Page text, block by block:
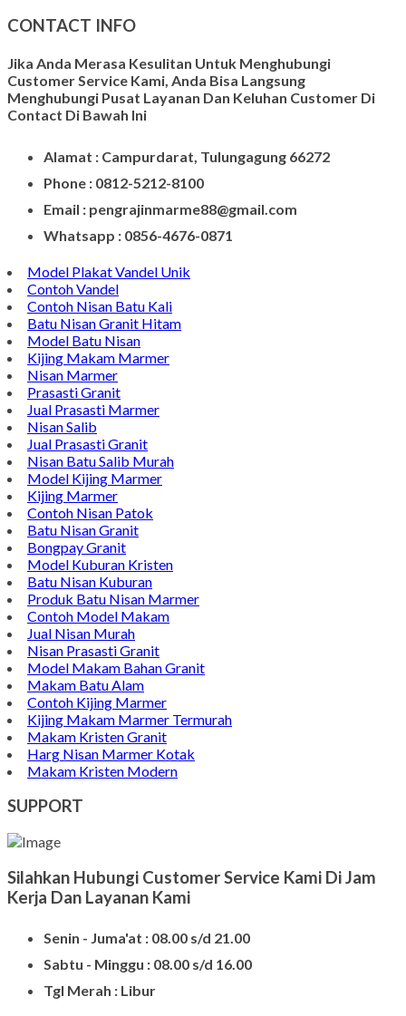
CONTACT INFO
Jika Anda Merasa Kesulitan Untuk Menghubungi
Customer Service Kami, Anda Bisa Langsung
Menghubungi Pusat Layanan Dan Keluhan Customer Di
Contact Di Bawah Ini
Alamat : Campurdarat, Tulungagung 66272
Phone : 0812-5212-8100
Email : pengrajinmarme88@gmail.com
Whatsapp : 0856-4676-0871
Model Plakat Vandel Unik
Contoh Vandel
Contoh Nisan Batu Kali
Batu Nisan Granit Hitam
Model Batu Nisan
Kijing Makam Marmer
Nisan Marmer
Prasasti Granit
Jual Prasasti Marmer
Nisan Salib
Jual Prasasti Granit
Nisan Batu Salib Murah
Model Kijing Marmer
Kijing Marmer
Contoh Nisan Patok
Batu Nisan Granit
Bongpay Granit
Model Kuburan Kristen
Batu Nisan Kuburan
Produk Batu Nisan Marmer
Contoh Model Makam
Jual Nisan Murah
Nisan Prasasti Granit
Model Makam Bahan Granit
Makam Batu Alam
Contoh Kijing Marmer
Kijing Makam Marmer Termurah
Makam Kristen Granit
Harg Nisan Marmer Kotak
Makam Kristen Modern
SUPPORT
Silahkan Hubungi Customer Service Kami Di Jam
Kerja Dan Layanan Kami
Senin - Juma'at : 08.00 s/d 21.00
Sabtu - Minggu : 08.00 s/d 16.00
Tgl Merah : Libur